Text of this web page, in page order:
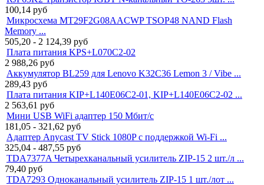
100,14 руб
Микросхема MT29F2G08AACWP TSOP48 NAND Flash
Memory ...
505,20 - 2 124,39 руб
Плата питания KPS+L070C2-02
2 988,26 руб
Аккумулятор BL259 для Lenovo K32C36 Lemon 3 / Vibe ...
289,43 руб
Плата питания KIP+L140E06C2-01, KIP+L140E06C2-02 ...
2 563,61 руб
Мини USB WiFi адаптер 150 Мбит/с
181,05 - 321,62 руб
Адаптер Anycast TV Stick 1080P с поддержкой Wi-Fi ...
325,04 - 487,55 руб
TDA7377A Четырехканальный усилитель ZIP-15 2 шт./л ...
79,40 руб
TDA7293 Одноканальный усилитель ZIP-15 1 шт./лот ...